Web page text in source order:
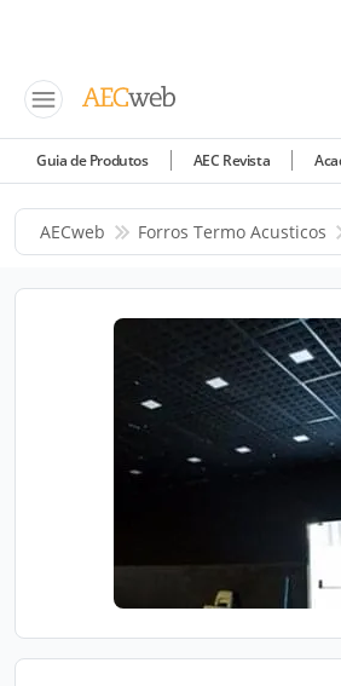
Guia de Produtos AEC Revista
AECweb Forros Termo Acusticos